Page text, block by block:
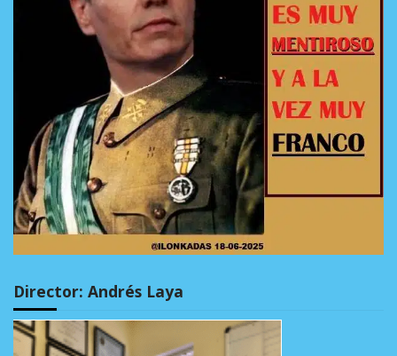
Director: Andrés Laya